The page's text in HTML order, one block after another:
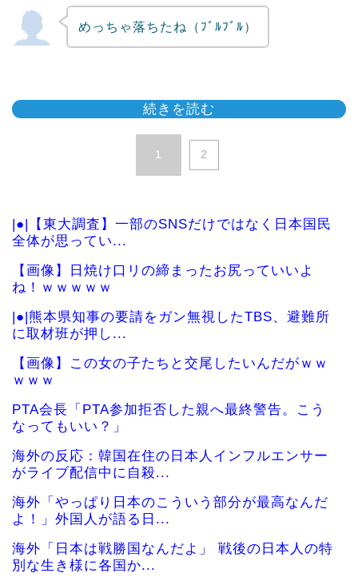
めっちゃ落ちたね（ﾌﾞﾙﾌﾞﾙ）
続きを読む
1 2
|●|【東大調査】一部のSNSだけではなく日本国民
全体が思ってい...
【画像】日焼け口リの締まったお尻っていいよ
ね！ｗｗｗｗｗ
|●|熊本県知事の要請をガン無視したTBS、避難所
に取材班が押し...
【画像】この女の子たちと交尾したいんだがｗｗ
ｗｗｗ
PTA会長「PTA参加拒否した親へ最終警告。こう
なってもいい？」
海外の反応：韓国在住の日本人インフルエンサー
がライブ配信中に自殺...
海外「やっぱり日本のこういう部分が最高なんだ
よ！」外国人が語る日...
海外「日本は戦勝国なんだよ」 戦後の日本人の特
別な生き様に各国か...